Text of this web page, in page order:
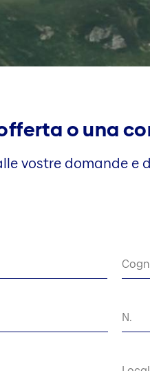
o una
vostre domande e
N.